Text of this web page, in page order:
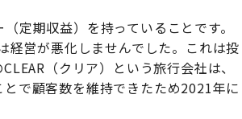
定期収益）を持っていることです。
経営が悪化しませんでした。これは投
（クリア）という旅行会社は、
で顧客数を維持できたため2021年に